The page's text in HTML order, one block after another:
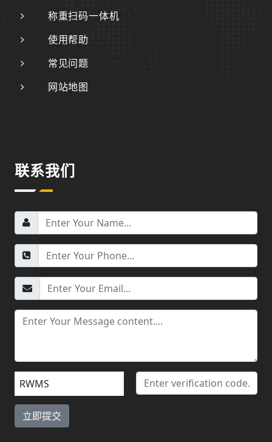
称重扫码一体机
使用帮助
常见问题
网站地图
联系我们
RWMS